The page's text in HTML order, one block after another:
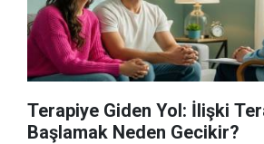
Terapiye Giden Yol: İlişki
Başlamak Neden Gecikir?